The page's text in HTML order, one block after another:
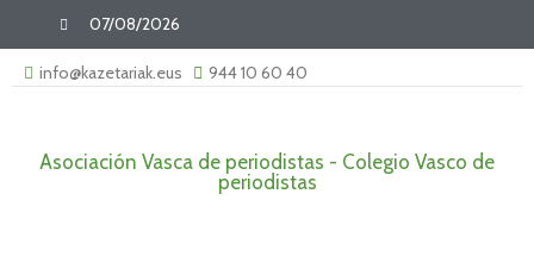
07/08/2026
info@kazetariak.eus 944 10 60 40
Asociación Vasca de periodistas - Colegio Vasco de
periodistas